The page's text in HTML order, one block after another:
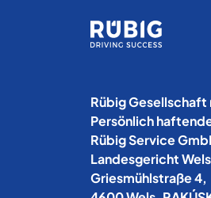
Rübig
Persönlich
Rübig Service
Landesgericht
Griesmühlstraße 4,